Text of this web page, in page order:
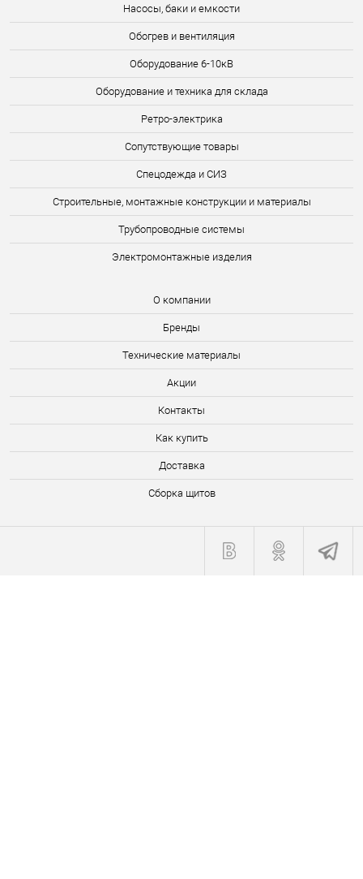
Насосы, баки и емкости
Обогрев и вентиляция
Оборудование 6-10кВ
Оборудование и техника для склада
Ретро-электрика
Сопутствующие товары
Спецодежда и СИЗ
Строительные, монтажные конструкции и материалы
Трубопроводные системы
Электромонтажные изделия
О компании
Бренды
Технические материалы
Акции
Контакты
Как купить
Доставка
Сборка щитов